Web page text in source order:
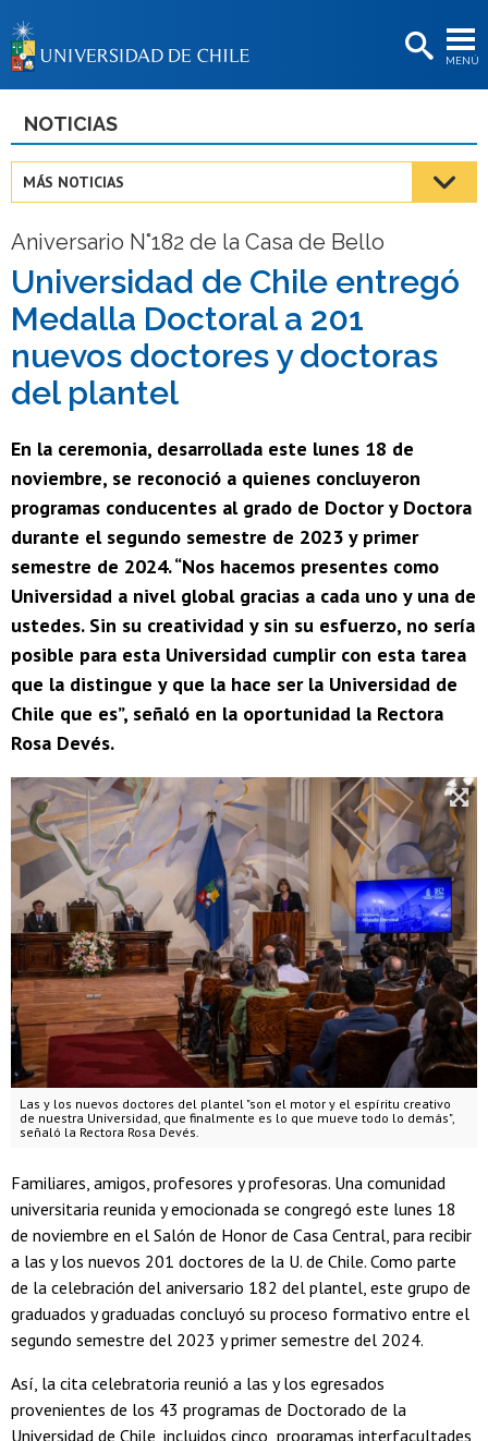
MENÚ
BIBLIOTECAS
Estudiantes
Académicas/os
Funcionarias/os
Egresadas/os
NOTICIAS
MÁS NOTICIAS
Aniversario N°182 de la Casa de Bello
Universidad de Chile entregó
Medalla Doctoral a 201
nuevos doctores y doctoras
del plantel
En la ceremonia, desarrollada este lunes 18 de
noviembre, se reconoció a quienes concluyeron
programas conducentes al grado de Doctor y Doctora
durante el segundo semestre de 2023 y primer
semestre de 2024. “Nos hacemos presentes como
Universidad a nivel global gracias a cada uno y una de
ustedes. Sin su creatividad y sin su esfuerzo, no sería
posible para esta Universidad cumplir con esta tarea
que la distingue y que la hace ser la Universidad de
Chile que es”, señaló en la oportunidad la Rectora
Rosa Devés.
Las y los nuevos doctores del plantel "son el motor y el espíritu creativo
de nuestra Universidad, que finalmente es lo que mueve todo lo demás",
señaló la Rectora Rosa Devés.
Familiares, amigos, profesores y profesoras. Una comunidad
universitaria reunida y emocionada se congregó este lunes 18
de noviembre en el Salón de Honor de Casa Central, para recibir
a las y los nuevos 201 doctores de la U. de Chile. Como parte
de la celebración del aniversario 182 del plantel, este grupo de
graduados y graduadas concluyó su proceso formativo entre el
segundo semestre del 2023 y primer semestre del 2024.
Así, la cita celebratoria reunió a las y los egresados
provenientes de los 43 programas de Doctorado de la
Universidad de Chile, incluidos cinco programas interfacultades